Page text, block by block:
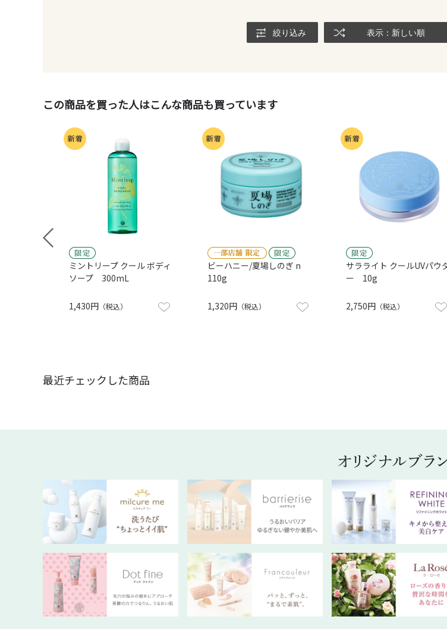
絞り込み 表示：新しい順
この商品を買った人はこんな商品も買っています
ミントリープ クール ボディ
ソープ 300mL
1,430円 （税込）
ビーハニー/夏場しのぎ n
110g
1,320円 （税込）
サラライト クールUVパウ
ー 10g
2,750円 （税込）
最近チェックした商品